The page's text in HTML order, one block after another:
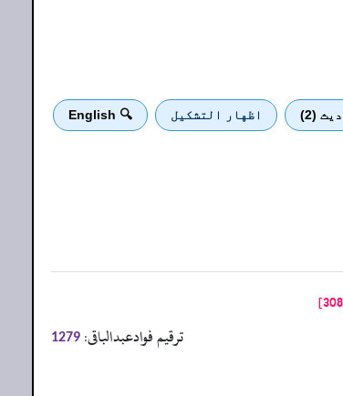
(2) اظهار التشكيل 🔍 English
ترقیم فوادعبدالباقی: 1279